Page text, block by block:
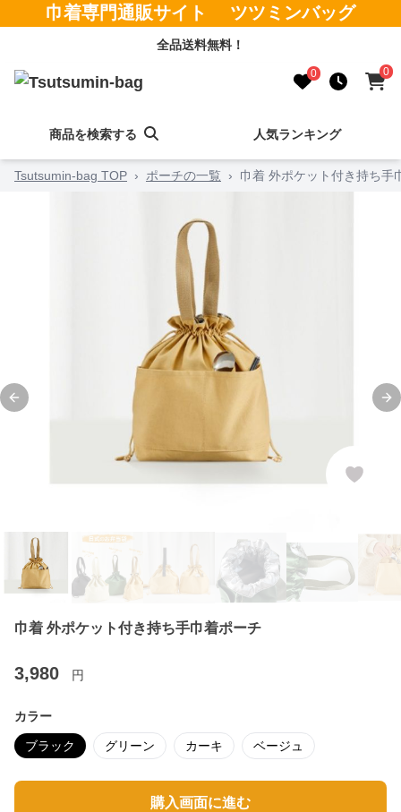
巾着専門通販サイト ツツミンバッグ
全品送料無料！
0 0
商品を検索する 人気ランキング
Tsutsumin-bag TOP › ポーチの一覧 › 巾着 外ポケット付き持ち手
Previous slide
巾着 外ポケット付き持ち手巾着ポーチ
3,980 円
カラー
ブラック グリーン カーキ ベージュ
購入画面に進む